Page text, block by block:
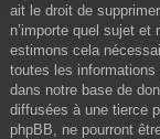
ait le droit de
n’importe quel sujet et
estimons cela
toutes les
dans notre base de
diffusées à une tierce
phpBB, ne pourront